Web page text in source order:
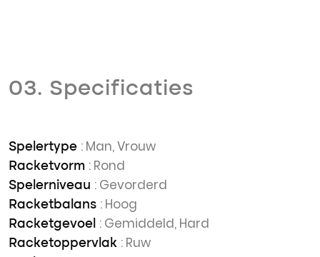
03. Specificaties
Spelertype : Man, Vrouw
Racketvorm : Rond
Spelerniveau : Gevorderd
Racketbalans : Hoog
Racketgevoel : Gemiddeld, Hard
Racketoppervlak : Ruw